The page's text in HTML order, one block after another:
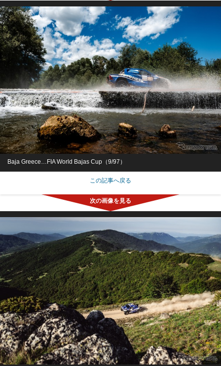
Baja Greece…FIA World Bajas Cup（9/97）
この記事へ戻る